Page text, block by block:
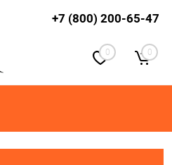
+7 (800) 200-65-47
0 0